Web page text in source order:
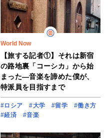
World Now
【旅する記者①】それは新宿
の路地裏「コーシカ」から始
まった―音楽を諦めた僕が、
特派員を目指すまで
#ロシア #大学 #留学
#働き方
#経済
#音楽